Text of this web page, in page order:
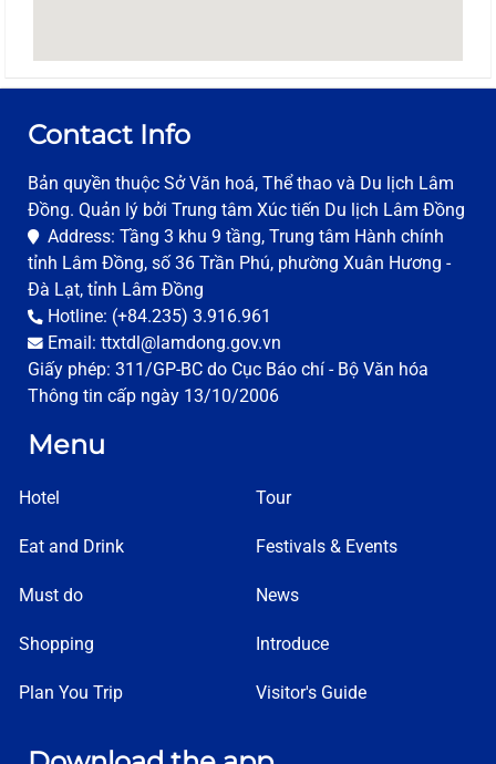
Contact Info
Bản quyền thuộc Sở Văn hoá, Thể thao và Du lịch Lâm
Đồng. Quản lý bởi Trung tâm Xúc tiến Du lịch Lâm Đồng
Address: Tầng 3 khu 9 tầng, Trung tâm Hành chính
tỉnh Lâm Đồng, số 36 Trần Phú, phường Xuân Hương -
Đà Lạt, tỉnh Lâm Đồng
Hotline: (+84.235) 3.916.961
Email: ttxtdl@lamdong.gov.vn
Giấy phép: 311/GP-BC do Cục Báo chí - Bộ Văn hóa
Thông tin cấp ngày 13/10/2006
Menu
Hotel
Eat and Drink
Must do
Shopping
Plan You Trip
Tour
Festivals & Events
News
Introduce
Visitor's Guide